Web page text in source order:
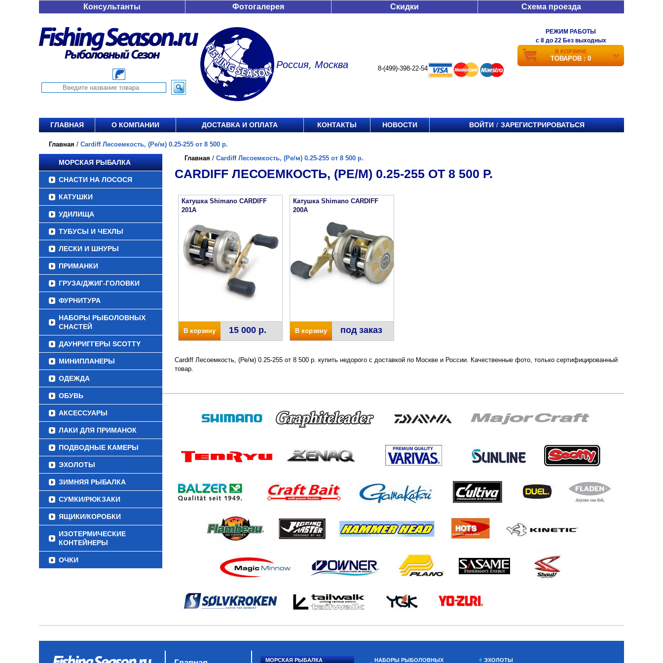
Консультанты Фотогалерея Скидки Схема проезда
Россия, Москва 8-(499)-398-22-54
РЕЖИМ РАБОТЫ
c 8 до 22 Без выходных
В КОРЗИНЕ
ТОВАРОВ : 0
ГЛАВНАЯ О КОМПАНИИ ДОСТАВКА И ОПЛАТА КОНТАКТЫ НОВОСТИ ВОЙТИ / ЗАРЕГИСТРИРОВАТЬСЯ
Главная / Cardiff Лесоемкость, (Ре/м) 0.25-255 от 8 500 р.
МОРСКАЯ РЫБАЛКА
СНАСТИ НА ЛОСОСЯ
КАТУШКИ
УДИЛИЩА
ТУБУСЫ И ЧЕХЛЫ
ЛЕСКИ И ШНУРЫ
ПРИМАНКИ
ГРУЗА/ДЖИГ-ГОЛОВКИ
ФУРНИТУРА
НАБОРЫ РЫБОЛОВНЫХ
СНАСТЕЙ
ДАУНРИГГЕРЫ SCOTTY
МИНИПЛАНЕРЫ
ОДЕЖДА
ОБУВЬ
АКСЕССУАРЫ
ЛАКИ ДЛЯ ПРИМАНОК
ПОДВОДНЫЕ КАМЕРЫ
ЭХОЛОТЫ
ЗИМНЯЯ РЫБАЛКА
СУМКИ/РЮКЗАКИ
ЯЩИКИ/КОРОБКИ
ИЗОТЕРМИЧЕСКИЕ
КОНТЕЙНЕРЫ
ОЧКИ
Главная / Cardiff Лесоемкость, (Ре/м) 0.25-255 от 8 500 р.
CARDIFF ЛЕСОЕМКОСТЬ, (РЕ/М) 0.25-255 ОТ 8 500 Р.
Катушка Shimano CARDIFF
201A
В корзину 15 000 р.
Катушка Shimano CARDIFF
200A
В корзину под заказ
Cardiff Лесоемкость, (Ре/м) 0.25-255 от 8 500 р. купить недорого с доставкой по Москве и России. Качественные фото, только сертифицированный
товар.
МОРСКАЯ РЫБАЛКА НАБОРЫ РЫБОЛОВНЫХ ЭХОЛОТЫ